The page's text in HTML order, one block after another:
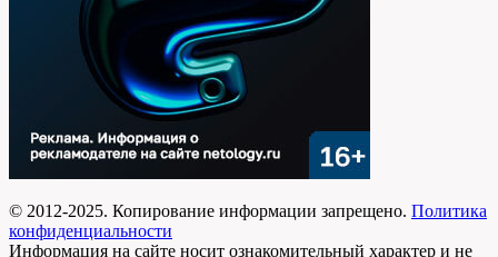
© 2012-2025. Копирование информации запрещено. Политика
конфиденциальности
Информация на сайте носит ознакомительный характер и не